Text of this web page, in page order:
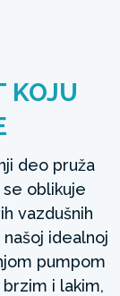
KOJU
deo pruža
oblikuje
vazdušnih
idealnoj
pumpom
i lakim,